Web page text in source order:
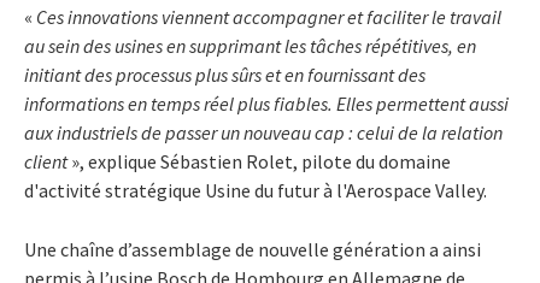
« Ces innovations viennent accompagner et faciliter le travail
au sein des usines en supprimant les tâches répétitives, en
initiant des processus plus sûrs et en fournissant des
informations en temps réel plus fiables. Elles permettent aussi
aux industriels de passer un nouveau cap : celui de la relation
client», explique Sébastien Rolet, pilote du domaine
d'activité stratégique Usine du futur à l'Aerospace Valley.
Une chaîne d’assemblage de nouvelle génération a ainsi